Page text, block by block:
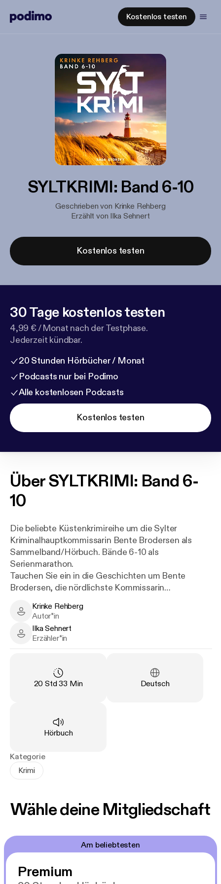
Kostenlos testen
SYLTKRIMI: Band 6-10
Geschrieben von Krinke Rehberg
Erzählt von Ilka Sehnert
Kostenlos testen
30 Tage kostenlos testen
4,99 € / Monat nach der Testphase.
Jederzeit kündbar.
20 Stunden Hörbücher / Monat
Podcasts nur bei Podimo
Alle kostenlosen Podcasts
Kostenlos testen
ÜberSYLTKRIMI: Band 6-
10
Die beliebte Küstenkrimireihe um die Sylter
Kriminalhauptkommissarin Bente Brodersen als
Sammelband/Hörbuch. Bände 6-10 als
Serienmarathon.
Tauchen Sie ein in die Geschichten um Bente
Brodersen, die nördlichste Kommissarin
Sylt, die Insel der Schönen und Reichen, hat zwar
nur 15.000 Einwohner, lockt aber jährlich Millionen
Touristen an. Für die Kripo-Sylt eine echte
Dünen machen SYLT zum idealen Schauplatz der
spannenden Küstenkrimis.
Krinke Rehberg - Author
Krinke Rehberg
Autor*in
Ilka Sehnert - Narrator
Ilka Sehnert
Erzähler*in
Länge:
20 Std 33 Min Sprache:
Deutsch
Art:
Hörbuch
Kategorie
Krimi
Wähle deine Mitgliedschaft
Am beliebtesten
Premium